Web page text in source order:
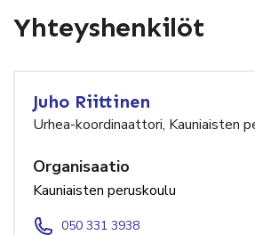
Yhteyshenkilöt
Juho Riittinen
Urhea-koordinaattori, Kauniaisten
Organisaatio
Kauniaisten peruskoulu
050 331 3938